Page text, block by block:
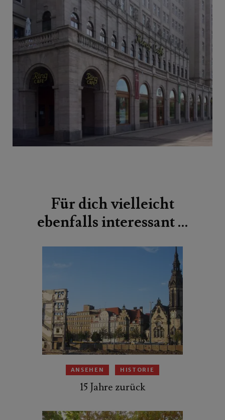
Für dich vielleicht
ebenfalls interessant …
ANSEHEN HISTORIE
15 Jahre zurück